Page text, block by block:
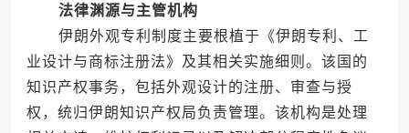
法律渊源与主管机构
伊朗外观专利制度主要根植于《伊朗专利、工
业设计与商标注册法》及其相关实施细则。该国的
知识产权事务，包括外观设计的注册、审查与授
权，统归伊朗知识产权局负责管理。该机构是处理